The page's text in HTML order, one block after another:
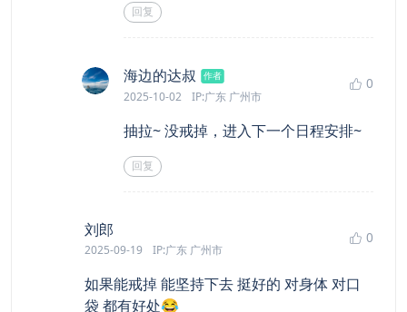
回复
0
海边的达叔says:
作者
2025-10-02 IP:广东 广州市
抽拉~ 没戒掉，进入下一个日程安排~
回复
0
刘郎
2025-09-19 IP:广东 广州市
如果能戒掉 能坚持下去 挺好的 对身体 对口
袋 都有好处😂